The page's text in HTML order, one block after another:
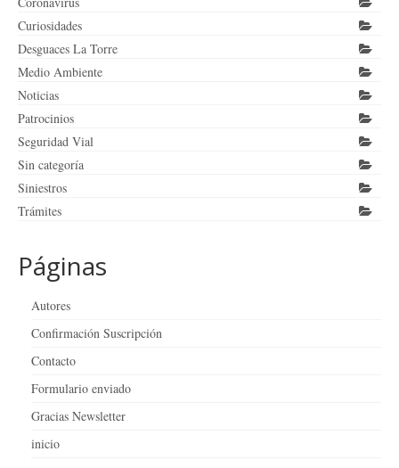
Curiosidades
Desguaces La Torre
Medio Ambiente
Noticias
Patrocinios
Seguridad Vial
Sin categoría
Siniestros
Trámites
Páginas
Autores
Confirmación Suscripción
Contacto
Formulario enviado
Gracias Newsletter
inicio